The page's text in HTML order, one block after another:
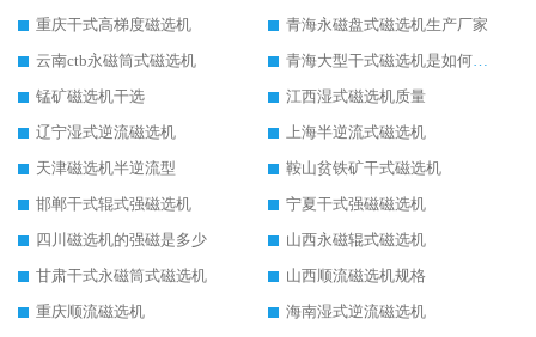
重庆干式高梯度磁选机
青海永磁盘式磁选机生产厂家
云南ctb永磁筒式磁选机
青海大型干式磁选机是如何选矿的
锰矿磁选机干选
江西湿式磁选机质量
辽宁湿式逆流磁选机
上海半逆流式磁选机
天津磁选机半逆流型
鞍山贫铁矿干式磁选机
邯郸干式辊式强磁选机
宁夏干式强磁磁选机
四川磁选机的强磁是多少
山西永磁辊式磁选机
甘肃干式永磁筒式磁选机
山西顺流磁选机规格
重庆顺流磁选机
海南湿式逆流磁选机